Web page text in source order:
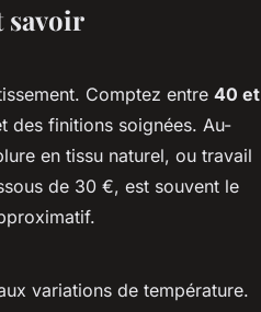
savoir
Comptez entre 40 et
des finitions soignées. Au-
en tissu naturel, ou travail
de 30 €, est souvent le
variations de température.